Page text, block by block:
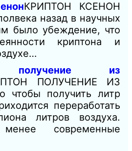
КРИПТОН КСЕНОН
назад в научных
было убеждение, что
криптона и
получение из
ПОЛУЧЕНИЕ ИЗ
чтобы получить литр
переработать
литров воздуха.
современные